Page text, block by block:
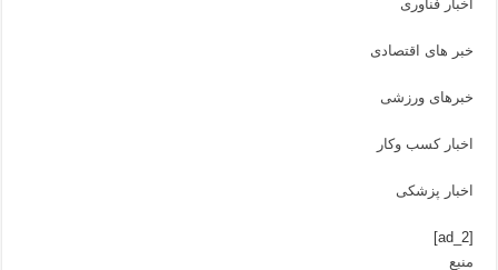
اخبار فناوری
خبر های اقتصادی
خبرهای ورزشی
اخبار کسب وکار
اخبار پزشکی
[ad_2]
منبع